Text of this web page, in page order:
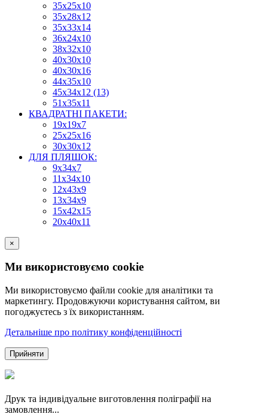
35х25х10
35х28х12
35х33х14
36х24х10
38х32х10
40х30х10
40х30х16
44х35х10
45х34х12 (13)
51х35х11
КВАДРАТНІ ПАКЕТИ:
19х19х7
25х25х16
30х30х12
ДЛЯ ПЛЯШОК:
9х34х7
11х34х10
12х43х9
13х34х9
15х42х15
20х40х11
×
Ми використовуємо cookie
Ми використовуємо файли cookie для аналітики та
маркетингу. Продовжуючи користування сайтом, ви
погоджуєтесь з їх використанням.
Детальніше про політику конфіденційності
Прийняти
Друк та індивідуальне виготовлення поліграфії на
замовлення...